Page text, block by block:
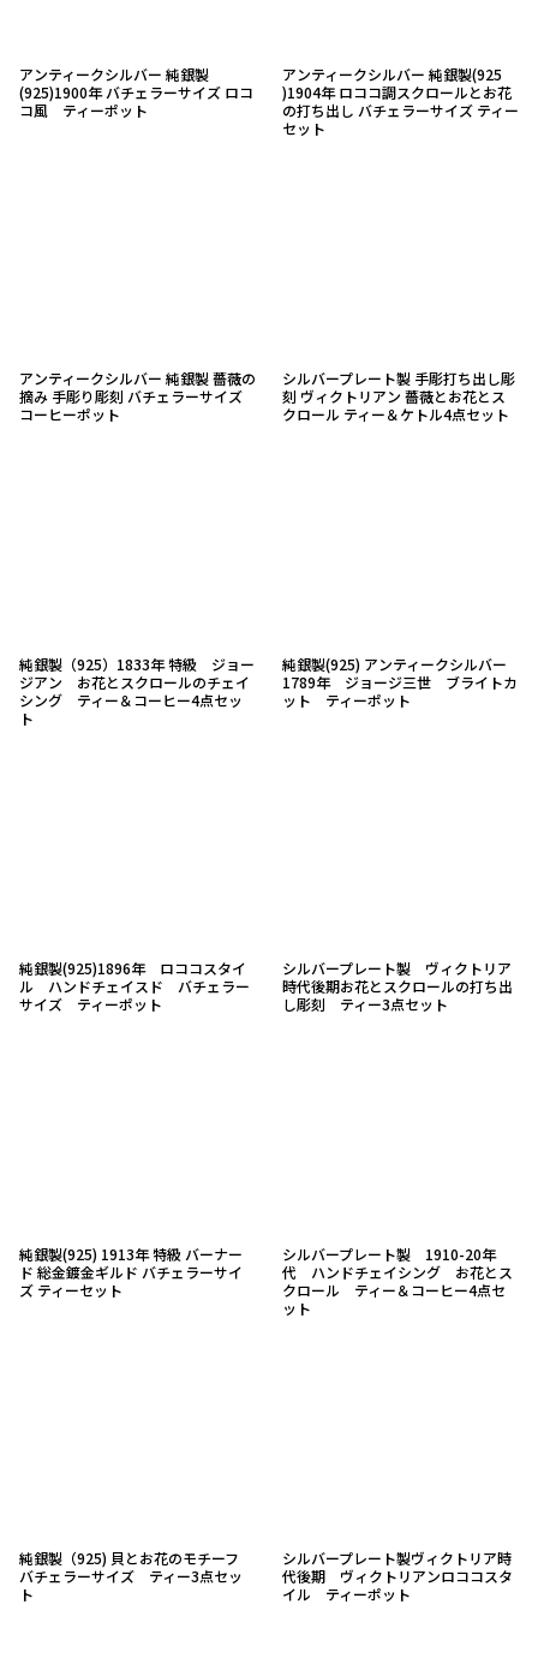
アンティークシルバー 純銀製
(925)1900年 バチェラーサイズ ロコ
コ風 ティーポット
アンティークシルバー 純銀製(925
)1904年 ロココ調スクロールとお花
の打ち出し バチェラーサイズ ティー
セット
アンティークシルバー 純銀製 薔薇の
摘み 手彫り彫刻 バチェラーサイズ
コーヒーポット
シルバープレート製 手彫打ち出し彫
刻 ヴィクトリアン 薔薇とお花とス
クロール ティー＆ケトル4点セット
純銀製（925）1833年 特級 ジョー
ジアン お花とスクロールのチェイ
シング ティー＆コーヒー4点セッ
ト
純銀製(925) アンティークシルバー
1789年 ジョージ三世 ブライトカ
ット ティーポット
純銀製(925)1896年 ロココスタイ
ル ハンドチェイスド バチェラー
サイズ ティーポット
シルバープレート製 ヴィクトリア
時代後期お花とスクロールの打ち出
し彫刻 ティー3点セット
純銀製(925) 1913年 特級 バーナー
ド 総金鍍金ギルド バチェラーサイ
ズ ティーセット
シルバープレート製 1910-20年
代 ハンドチェイシング お花とス
クロール ティー＆コーヒー4点セ
ット
純銀製（925) 貝とお花のモチーフ
バチェラーサイズ ティー3点セッ
ト
シルバープレート製ヴィクトリア時
代後期 ヴィクトリアンロココスタ
イル ティーポット